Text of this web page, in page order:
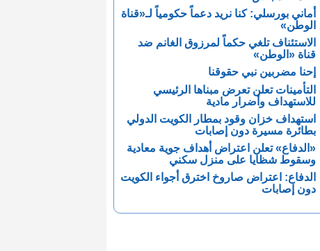
أماني بورسلي: كنا نريد دعماً حكومياً لـ«قناة
الوطن»
الاستئناف تلغي حكماً لمرزوق الغانم ضد
قناة «الوطن»
إحنا مضربين نبي حقوقنا
التأمينات تعلن تعرض مبناها الرئيسي
للاستهداف وأضرار مادية
استهداف خزان وقود بمطار الكويت الدولي
بطائرة مسيرة دون إصابات
«الدفاع» تعلن اعتراض أهداف جوية معادية
وسقوط شظايا على منزل سكني
الدفاع: اعتراض صاروخ اخترق أجواء الكويت
دون إصابات